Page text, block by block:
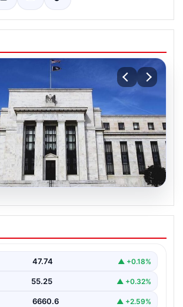
Bankası Faiz Oranlarını
politika faiz oranını değiştirmeyerek
47.74 ▲ +0.18%
55.25 ▲ +0.32%
6660.6 ▲ +2.59%